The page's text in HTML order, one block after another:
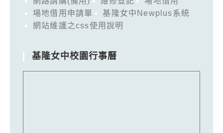
場地借用申請單
基隆女中Newplus系統
網站維護之css使用說明
基隆女中校園行事曆